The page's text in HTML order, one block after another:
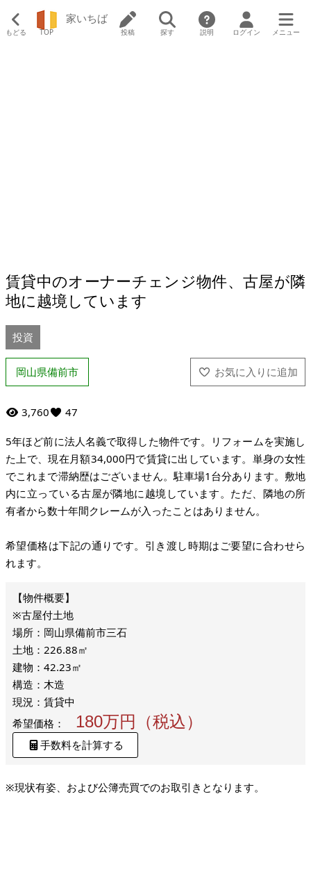
もどる TOP
家いちば
投稿 探す 説明 ログイン メニュー
賃貸中のオーナーチェンジ物件、古屋が隣
地に越境しています
投資
岡山県備前市
3,760 47
5年ほど前に法人名義で取得した物件です。リフォームを実施し
た上で、現在月額34,000円で賃貸に出しています。単身の女性
でこれまで滞納歴はございません。駐車場1台分あります。敷地
内に立っている古屋が隣地に越境しています。ただ、隣地の所
有者から数十年間クレームが入ったことはありません。
希望価格は下記の通りです。引き渡し時期はご要望に合わせら
れます。
※古屋付土地
場所：岡山県備前市三石
土地：226.88㎡
建物：42.23㎡
構造：木造
現況：賃貸中
希望価格：
180万円（税込）
手数料を計算する
※現状有姿、および公簿売買でのお取引きとなります。